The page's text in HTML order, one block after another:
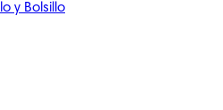
y Bolsillo